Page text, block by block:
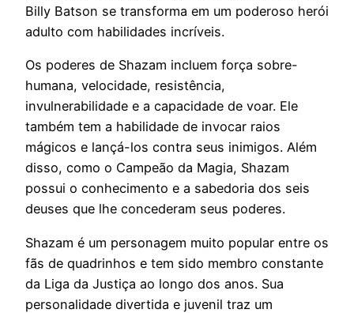
Billy Batson se transforma em um poderoso herói
adulto com habilidades incríveis.
Os poderes de Shazam incluem força sobre-
humana, velocidade, resistência,
invulnerabilidade e a capacidade de voar. Ele
também tem a habilidade de invocar raios
mágicos e lançá-los contra seus inimigos. Além
disso, como o Campeão da Magia, Shazam
possui o conhecimento e a sabedoria dos seis
deuses que lhe concederam seus poderes.
Shazam é um personagem muito popular entre os
fãs de quadrinhos e tem sido membro constante
da Liga da Justiça ao longo dos anos. Sua
personalidade divertida e juvenil traz um